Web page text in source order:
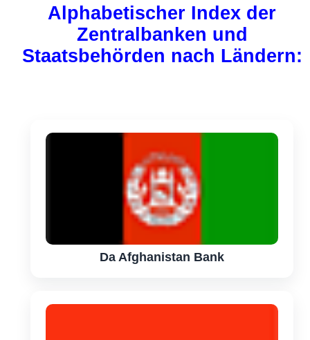
Alphabetischer Index der
Zentralbanken und
Staatsbehörden nach Ländern:
Da Afghanistan Bank